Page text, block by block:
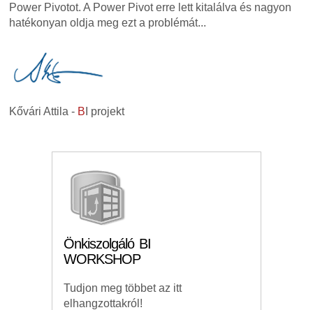
Power Pivotot. A Power Pivot erre lett kitalálva és nagyon
hatékonyan oldja meg ezt a problémát...
Kővári Attila - B I projekt
Önkiszolgáló BI
WORKSHOP
Tudjon meg többet az itt
elhangzottakról!